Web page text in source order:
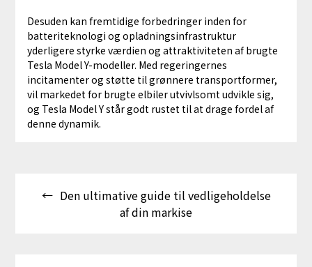
Desuden kan fremtidige forbedringer inden for
batteriteknologi og opladningsinfrastruktur
yderligere styrke værdien og attraktiviteten af brugte
Tesla Model Y-modeller. Med regeringernes
incitamenter og støtte til grønnere transportformer,
vil markedet for brugte elbiler utvivlsomt udvikle sig,
og Tesla Model Y står godt rustet til at drage fordel af
denne dynamik.
Den ultimative guide til vedligeholdelse
af din markise